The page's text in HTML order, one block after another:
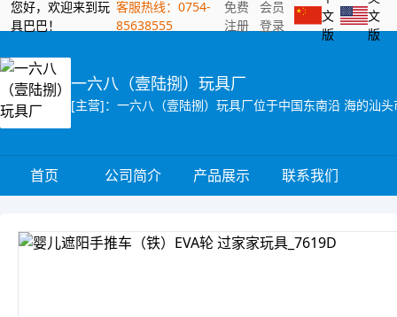
您好，欢迎来到玩
具巴巴！
客服热线：0754-
85638555
免费
注册
会员
登录
文
版
文
版
一六八（壹陆捌）玩具厂
首页 公司简介 产品展示 联系我们